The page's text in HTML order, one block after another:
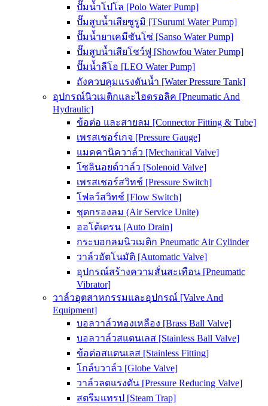
ปั๊มน้ำโปโล [Polo Water Pump]
ปั๊มสูบน้ำเสียซูรูมิ [TSurumi Water Pump]
ปั๊มน้ำยาเคมีซันโซ่ [Sanso Water Pump]
ปั๊มสูบน้ำเสียโชว์ฟู [Showfou Water Pump]
ปั๊มน้ำลีโอ [LEO Water Pump]
ถังควบคุมแรงดันน้ำ [Water Pressure Tank]
อุปกรณ์นิวเมติกและไฮดรอลิค [Pneumatic And
Hydraulic]
ข้อต่อ และสายลม [Connector Fitting & Tube]
เพรสเชอร์เกจ [Pressure Gauge]
แมคคานิควาล์ว [Mechanical Valve]
โซลินอยด์วาล์ว [Solenoid Valve]
เพรสเชอร์สวิทช์ [Pressure Switch]
โฟลว์สวิทช์ [Flow Switch]
ชุดกรองลม (Air Service Unite)
ออโต้เดรน [Auto Drain]
กระบอกลมนิวเมติก Pneumatic Air Cylinder
วาล์วอัตโนมัติ [Automatic Valve]
อุปกรณ์สร้างความสั่นสะเทือน [Pneumatic
Vibrator]
วาล์วอุตสาหกรรมและอุปกรณ์ [Valve And
Equipment]
บอลวาล์วทองเหลือง [Brass Ball Valve]
บอลวาล์วสแตนเลส [Stainless Ball Valve]
ข้อต่อสแตนเลส [Stainless Fitting]
โกล์บวาล์ว [Globe Valve]
วาล์วลดแรงดัน [Pressure Reducing Valve]
สตรีมแทรป [Steam Trap]